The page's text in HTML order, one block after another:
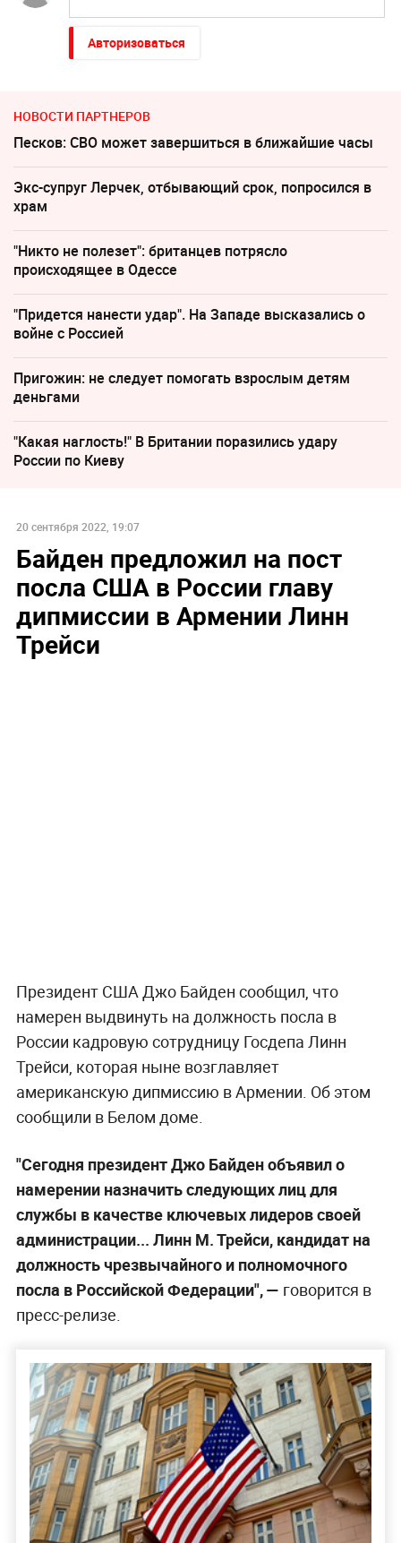
Авторизоваться
НОВОСТИ ПАРТНЕРОВ
Песков: СВО может завершиться в ближайшие часы
Экс-супруг Лерчек, отбывающий срок, попросился в
храм
"Никто не полезет": британцев потрясло
происходящее в Одессе
"Придется нанести удар". На Западе высказались о
войне с Россией
Пригожин: не следует помогать взрослым детям
деньгами
"Какая наглость!" В Британии поразились удару
России по Киеву
20 сентября 2022, 19:07
Байден предложил на пост
посла США в России главу
дипмиссии в Армении Линн
Трейси
Президент США Джо Байден сообщил, что
намерен выдвинуть на должность посла в
России кадровую сотрудницу Госдепа Линн
Трейси, которая ныне возглавляет
американскую дипмиссию в Армении. Об этом
сообщили в Белом доме.
"Сегодня президент Джо Байден объявил о
намерении назначить следующих лиц для
службы в качестве ключевых лидеров своей
администрации... Линн М. Трейси, кандидат на
должность чрезвычайного и полномочного
посла в Российской Федерации", — говорится в
пресс-релизе.